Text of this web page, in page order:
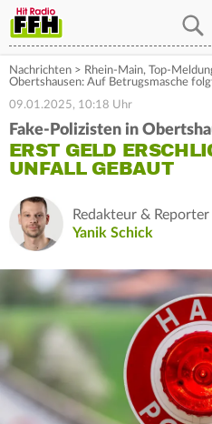
Nachrichten > Rhein-Main, Top-
Obertshausen: Auf Betrugsmasche
09.01.2025, 10:18 Uhr
Fake-Polizisten in
ERST GELD
UNFALL GEBAUT
Redakteur & Reporter
Yanik Schick